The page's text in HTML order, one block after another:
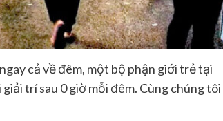
cả về đêm, một bộ phận giới trẻ tại
trí sau 0 giờ mỗi đêm. Cùng chúng tôi